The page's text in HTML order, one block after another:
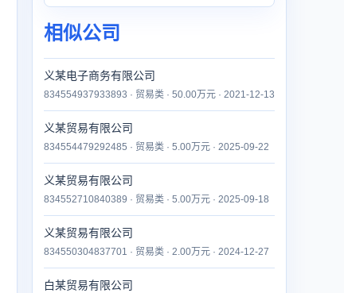
相似公司
义某电子商务有限公司
834554937933893 · 贸易类 · 50.00万元 · 2021-12-13
义某贸易有限公司
834554479292485 · 贸易类 · 5.00万元 · 2025-09-22
义某贸易有限公司
834552710840389 · 贸易类 · 5.00万元 · 2025-09-18
义某贸易有限公司
834550304837701 · 贸易类 · 2.00万元 · 2024-12-27
白某贸易有限公司